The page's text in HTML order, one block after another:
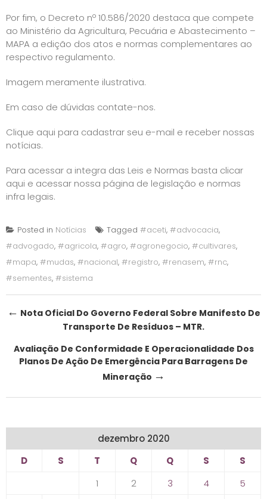
Por fim, o Decreto nº 10.586/2020 destaca que compete
ao Ministério da Agricultura, Pecuária e Abastecimento –
MAPA a edição dos atos e normas complementares ao
respectivo regulamento.
Imagem meramente ilustrativa.
Em caso de dúvidas contate-nos.
Clique aqui para cadastrar seu e-mail e receber nossas
notícias.
Para acessar a integra das Leis e Normas basta clicar
aqui e acessar nossa página de legislação e normas
infra legais.
Posted in Notícias Tagged #aceti, #advocacia,
#advogado, #agricola, #agro, #agronegocio, #cultivares,
#mapa, #mudas, #nacional, #registro, #renasem, #rnc,
#sementes, #sistema
Post
navigation
← Nota Oficial Do Governo Federal Sobre Manifesto De
Transporte De Resíduos – MTR.
Avaliação De Conformidade E Operacionalidade Dos
Planos De Ação De Emergência Para Barragens De
Mineração →
dezembro 2020
D
S T Q Q S
S
1
2 3 4 5